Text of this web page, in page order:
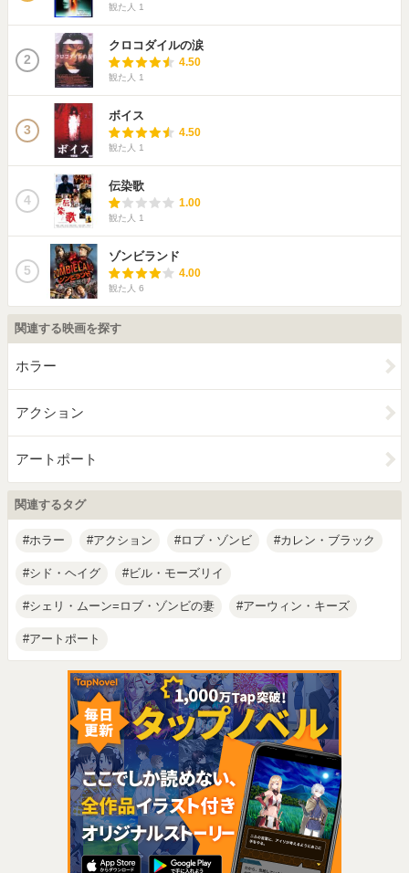
観た人 1
2
クロコダイルの涙
4.50
観た人 1
3
ボイス
4.50
観た人 1
4
伝染歌
1.00
観た人 1
5
ゾンビランド
4.00
観た人 6
関連する映画を探す
ホラー
アクション
アートポート
関連するタグ
ホラー アクション ロブ・ゾンビ カレン・ブラック
シド・ヘイグ ビル・モーズリイ
シェリ・ムーン=ロブ・ゾンビの妻 アーウィン・キーズ
アートポート